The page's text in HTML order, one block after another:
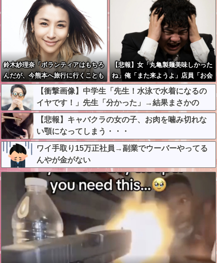
鈴木紗理奈「ボランティアはもちろ
んだが、今熊本へ旅行に行くことも
支援になる」
【悲報】女「丸亀製麺美味しかった
ね」俺「また来ようよ」店員「お会
計2380円になりまーす」→その後
『こう』なったんだが俺悪くないよ
な？？？？？？？？
【衝撃画像】中学生「先生！水泳で水着になるの
イヤです！」先生「分かった」→結果まさかの
『こう』なってしまうw w w w w w w
【悲報】キャバクラの女の子、お肉を噛み切れな
い顎になってしまう・・・
ワイ手取り15万正社員→副業でウーバーやってる
んやが金がない